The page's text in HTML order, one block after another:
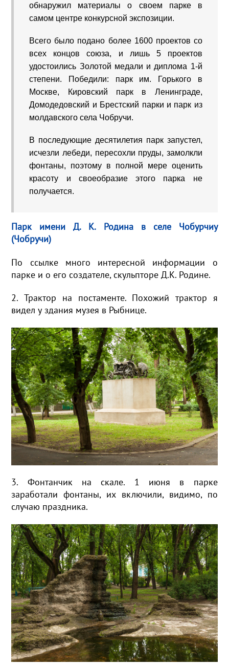
обнаружил материалы о своем парке в
самом центре конкурсной экспозиции.
Всего было подано более 1600 проектов со
всех концов союза, и лишь 5 проектов
удостоились Золотой медали и диплома 1-й
степени. Победили: парк им. Горького в
Москве, Кировский парк в Ленинграде,
Домодедовский и Брестский парки и парк из
молдавского села Чобручи.
В последующие десятилетия парк запустел,
исчезли лебеди, пересохли пруды, замолкли
фонтаны, поэтому в полной мере оценить
красоту и своеобразие этого парка не
получается.
Парк имени Д. К. Родина в селе Чобурчиу
(Чобручи)
По ссылке много интересной информации о
парке и о его создателе, скульпторе Д.К. Родине.
2. Трактор на постаменте. Похожий трактор я
видел у здания музея в Рыбнице.
3. Фонтанчик на скале. 1 июня в парке
заработали фонтаны, их включили, видимо, по
случаю праздника.